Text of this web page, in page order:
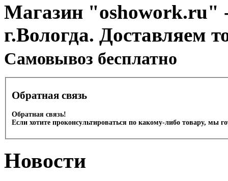
Магазин "oshowork.ru"
г.Вологда. Доставляем
Cамовывоз бесплатно
Обратная связь
Обратная связь!
Если хотите проконсультироваться по какому-либо товару, мы
Новости